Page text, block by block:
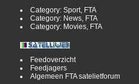
Category: Sport, FTA
Category: News, FTA
Category: Movies, FTA
Feedoverzicht
Feedjagers
Algemeen FTA satelietforum